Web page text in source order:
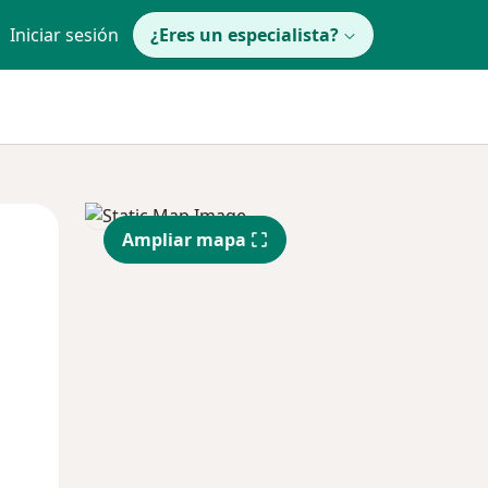
Iniciar sesión ¿Eres un especialista?
Mar
11 Ago
Mié
12 Ago
Ampliar mapa